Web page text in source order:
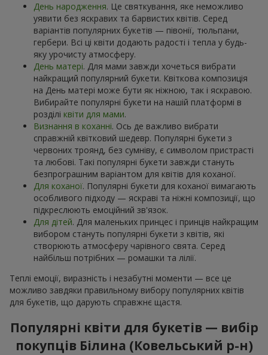
День народження. Це святкування, яке неможливо
уявити без яскравих та барвистих квітів. Серед
варіантів популярних букетів — півонії, тюльпани,
гербери. Всі ці квіти додають радості і тепла у будь-
яку урочисту атмосферу.
День матері. Для мами завжди хочеться вибрати
найкращий популярний букети. Квіткова композиція
на День матері може бути як ніжною, так і яскравою.
Вибирайте популярні букети на нашій платформі в
розділі квіти для мами.
Визнання в коханні. Ось де важливо вибрати
справжній квітковий шедевр. Популярні букети з
червоних троянд, без сумніву, є символом пристрасті
та любові. Такі популярні букети завжди стануть
безпрограшним варіантом для квітів для коханої.
Для коханої. Популярні букети для коханої вимагають
особливого підходу — яскраві та ніжні композиції, що
підкреслюють емоційний зв'язок.
Для дітей. Для маленьких принцес і принців найкращим
вибором стануть популярні букети з квітів, які
створюють атмосферу чарівного свята. Серед
найбільш потрібних — ромашки та лілії.
Теплі емоції, виразність і незабутні моменти — все це
можливо завдяки правильному вибору популярних квітів
для букетів, що дарують справжнє щастя.
Популярні квіти для букетів — вибір
покупців Білина (Ковельський р-н)